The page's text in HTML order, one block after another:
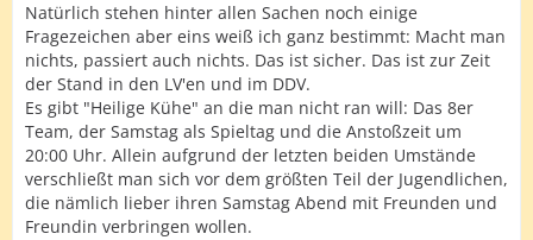
Natürlich stehen hinter allen Sachen noch einige
Fragezeichen aber eins weiß ich ganz bestimmt: Macht man
nichts, passiert auch nichts. Das ist sicher. Das ist zur Zeit
der Stand in den LV'en und im DDV.
Es gibt "Heilige Kühe" an die man nicht ran will: Das 8er
Team, der Samstag als Spieltag und die Anstoßzeit um
20:00 Uhr. Allein aufgrund der letzten beiden Umstände
verschließt man sich vor dem größten Teil der Jugendlichen,
die nämlich lieber ihren Samstag Abend mit Freunden und
Freundin verbringen wollen.